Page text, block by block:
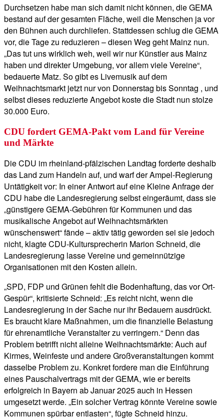
Durchsetzen habe man sich damit nicht können, die GEMA
bestand auf der gesamten Fläche, weil die Menschen ja vor
den Bühnen auch durchliefen. Stattdessen schlug die GEMA
vor, die Tage zu reduzieren – diesen Weg geht Mainz nun.
„Das tut uns wirklich weh, weil wir nur Künstler aus Mainz
haben und direkter Umgebung, vor allem viele Vereine“,
bedauerte Matz. So gibt es Livemusik auf dem
Weihnachtsmarkt jetzt nur von Donnerstag bis Sonntag , und
selbst dieses reduzierte Angebot koste die Stadt nun stolze
30.000 Euro.
CDU fordert GEMA-Pakt vom Land für Vereine
und Märkte
Die CDU im rheinland-pfälzischen Landtag forderte deshalb
das Land zum Handeln auf, und warf der Ampel-Regierung
Untätigkeit vor: In einer Antwort auf eine Kleine Anfrage der
CDU habe die Landesregierung selbst eingeräumt, dass sie
„günstigere GEMA-Gebühren für Kommunen und das
musikalische Angebot auf Weihnachtsmärkten
wünschenswert“ fände – aktiv tätig geworden sei sie jedoch
nicht, klagte CDU-Kultursprecherin Marion Schneid, die
Landesregierung lasse Vereine und gemeinnützige
Organisationen mit den Kosten allein.
„SPD, FDP und Grünen fehlt die Bodenhaftung, das vor Ort-
Gespür“, kritisierte Schneid: „Es reicht nicht, wenn die
Landesregierung in der Sache nur ihr Bedauern ausdrückt.
Es braucht klare Maßnahmen, um die finanzielle Belastung
für ehrenamtliche Veranstalter zu verringern.“ Denn das
Problem betrifft nicht alleine Weihnachtsmärkte: Auch auf
Kirmes, Weinfeste und andere Großveranstaltungen kommt
dasselbe Problem zu. Konkret fordere man die Einführung
eines Pauschalvertrags mit der GEMA, wie er bereits
erfolgreich in Bayern ab Januar 2025 auch in Hessen
umgesetzt werde. „Ein solcher Vertrag könnte Vereine sowie
Kommunen spürbar entlasten“, fügte Schneid hinzu.